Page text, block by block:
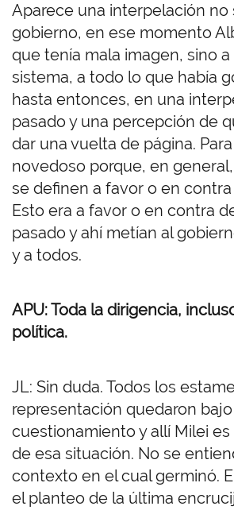
Aparece una interpelación no
gobierno, en ese momento
que tenía mala imagen, sino
sistema, a todo lo que había
hasta entonces, en una
pasado y una percepción de
dar una vuelta de página.
novedoso porque, en
se definen a favor o en
Esto era a favor o en contra
pasado y ahí metían al
y a todos.
APU: Toda la dirigencia,
política.
JL: Sin duda. Todos los
representación quedaron bajo
cuestionamiento y allí Milei
de esa situación. No se
contexto en el cual germinó.
el planteo de la última